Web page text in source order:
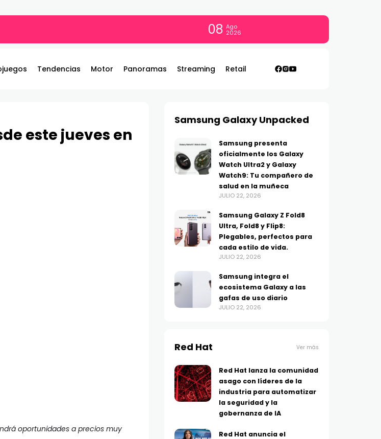
08 Ago
2026
Tendencias Motor Panoramas Streaming Retail
este jueves en
oportunidades a precios muy
Samsung Galaxy Unpacked
Samsung presenta
oficialmente los Galaxy
Watch Ultra2 y Galaxy
Watch9: Tu compañero de
salud en la muñeca
JULIO 22, 2026
Samsung Galaxy Z Fold8
Ultra, Fold8 y Flip8:
Plegables, perfectos para
cada estilo de vida.
JULIO 22, 2026
Samsung integra el
ecosistema Galaxy a las
gafas de uso diario
JULIO 22, 2026
Red Hat Ver más
Red Hat lanza la comunidad
asago con líderes de la
industria para automatizar
la seguridad y la
gobernanza de IA
Red Hat anuncia el